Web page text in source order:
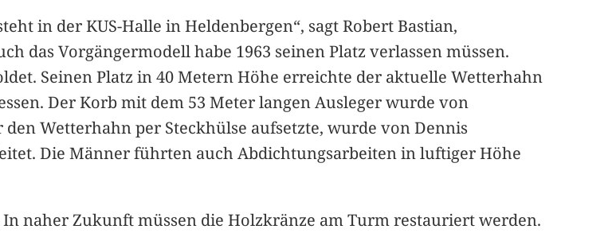
in der KUS-Halle in Heldenbergen“, sagt Robert Bastian,
das Vorgängermodell habe 1963 seinen Platz verlassen müssen.
Seinen Platz in 40 Metern Höhe erreichte der aktuelle Wetterhahn
Der Korb mit dem 53 Meter langen Ausleger wurde von
Wetterhahn per Steckhülse aufsetzte, wurde von Dennis
Die Männer führten auch Abdichtungsarbeiten in luftiger Höhe
naher Zukunft müssen die Holzkränze am Turm restauriert werden.